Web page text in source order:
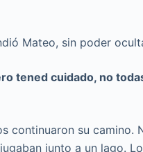
Mateo, sin poder
tened cuidado, no
continuaron su camino.
junto a un lago.